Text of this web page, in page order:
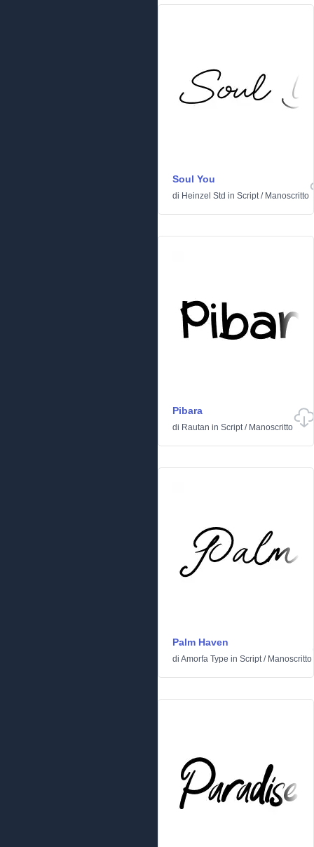
Soul You
di Heinzel Std in Script/ Manoscritto
Pibara
di Rautan in Script/ Manoscritto
Palm Haven
di Amorfa Type in Script/ Manoscritto